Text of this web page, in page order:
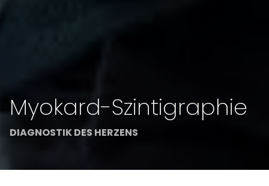
Myokard-Szintigraphie
DIAGNOSTIK DES HERZENS